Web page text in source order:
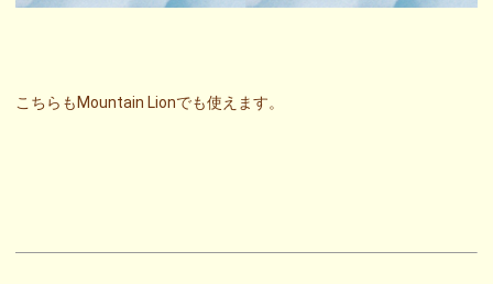
こちらもMountain Lionでも使えます。